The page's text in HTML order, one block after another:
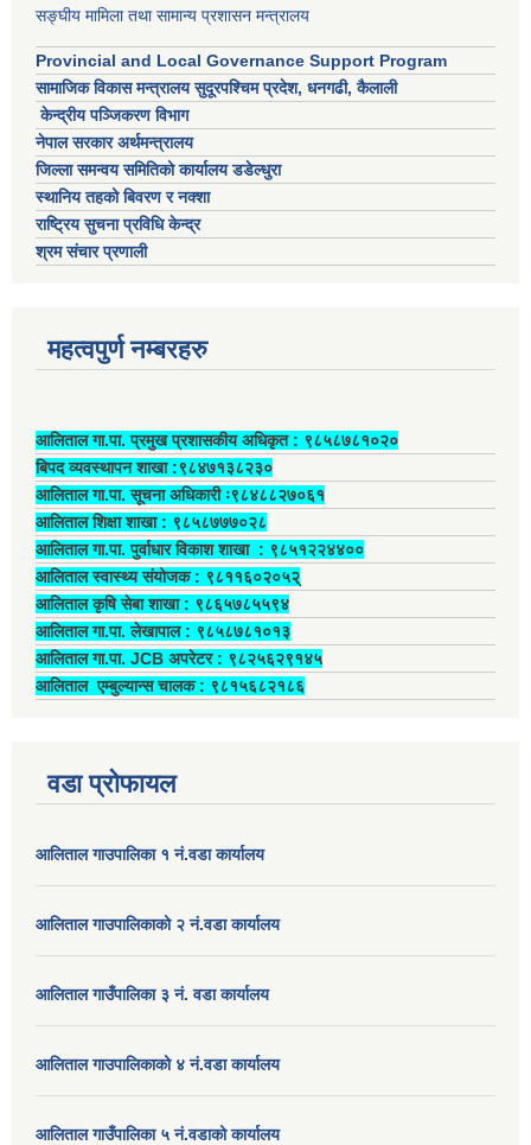
सङ्घीय मामिला तथा सामान्य प्रशासन मन्त्रालय
Provincial and Local Governance Support Program
सामाजिक विकास मन्त्रालय सुदूरपश्चिम प्रदेश, धनगढी, कैलाली
केन्द्रीय पञ्जिकरण विभाग
नेपाल सरकार अर्थमन्त्रालय
जिल्ला समन्वय समितिको कार्यालय डडेल्धुरा
स्थानिय तहको बिवरण र नक्शा
राष्ट्रिय सुचना प्रविधि केन्द्र
श्रम संचार प्रणाली
महत्वपुर्ण नम्बरहरु
आलिताल गा.पा. प्रमुख प्रशासकीय अधिकृत ‍: ९८५८७८१०२०
बिपद व्यवस्थापन शाखा :९८४७१३८२३०
आलिताल गा.पा. सूचना अधिकारी ः९८४८८२७०६१
आलिताल शिक्षा शाखा : ९८५८७७७०२८
आलिताल गा.पा. पुर्वाधार विकाश शाखा ‍: ९८५१२२४४००
आलिताल स्वास्थ्य संयोजक ‍: ९८११६०२०५२्
आलिताल कृषि सेबा शाखा : ९८६५७८५५९४
आलिताल गा.पा. लेखापाल ‍: ९८५८७८१०१३
आलिताल गा.पा. JCB अपरेटर ‍: ९८२५६२९१४५
आलिताल एम्बुल्यान्स चालक ‍: ९८१५६८२१८६
वडा प्रोफायल
आलिताल गाउपालिका १ नं.वडा कार्यालय
आलिताल गाउपालिकाको २ नं.वडा कार्यालय
आलिताल गाउँपालिका ३ नं. वडा कार्यालय
आलिताल गाउपालिकाको ४ नं.वडा कार्यालय
आलिताल गाउँपालिका ५ नं.वडाको कार्यालय